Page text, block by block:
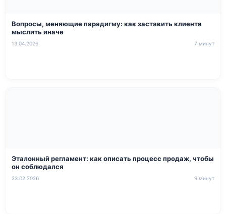
Вопросы, меняющие парадигму: как заставить клиента
мыслить иначе
13.04.2026 7 минут
Эталонный регламент: как описать процесс продаж, чтобы
он соблюдался
23.02.2026 9 минут